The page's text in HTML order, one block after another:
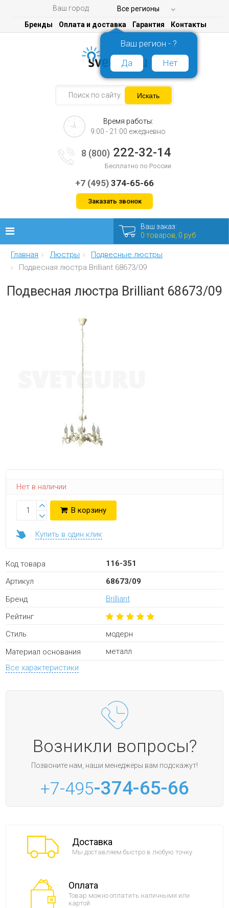
Ваш город: Все регионы
Ваш регион - ?
Да
Нет
Бренды Оплата и доставка Гарантия Контакты
Время работы:
9:00 - 21:00 ежедневно
8 (800) 222-32-14
Бесплатно по России
+7 (495) 374-65-66
Заказать звонок
Люстры
Ваш заказ:
0 товаров, 0 руб
Главная Люстры
Подвесные люстры
Подвесная люстра Brilliant 68673/09
Подвесная люстра Brilliant 68673/09
Нет в наличии
В корзину
Купить в один клик
Код товара
116-351
Артикул
68673/09
Бренд
Brilliant
Рейтинг
Стиль
модерн
Материал основания
металл
Все характеристики
Возникли вопросы?
Позвоните нам, наши менеджеры вам подскажут!
+7-495-374-65-66
Доставка
Мы доставляем быстро в любую точку
Оплата
Товар можно оплатить наличными или
картой